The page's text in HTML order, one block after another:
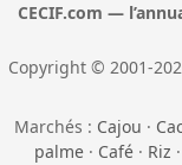
CECIF.com —
Copyright © 2001-
Marchés : Cajou ·
palme· Café· Riz ·